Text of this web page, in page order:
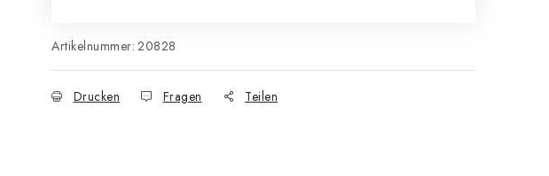
Artikelnummer: 20828
Drucken Fragen Teilen